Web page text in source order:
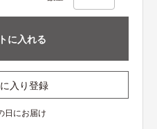
に入れる
入り登録
日にお届け